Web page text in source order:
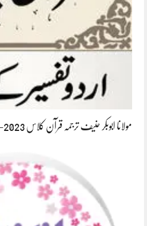
مولانا ابوبکر حنیف ترجمہ قرآن کلاس 2023-05-01